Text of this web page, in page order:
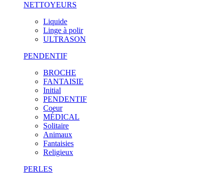
NETTOYEURS
Liquide
Linge à polir
ULTRASON
PENDENTIF
BROCHE
FANTAISIE
Initial
PENDENTIF
Coeur
MÉDICAL
Solitaire
Animaux
Fantaisies
Religieux
PERLES